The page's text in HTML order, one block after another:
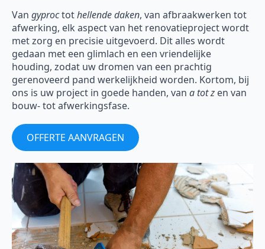
Van gyproctothellende daken, van afbraakwerken tot
afwerking, elk aspect van het renovatieproject wordt
met zorg en precisie uitgevoerd. Dit alles wordt
gedaan met een glimlach en een vriendelijke
houding, zodat uw dromen van een prachtig
gerenoveerd pand werkelijkheid worden. Kortom, bij
ons is uw project in goede handen, van a tot z en van
bouw- tot afwerkingsfase.
OFFERTE AANVRAGEN